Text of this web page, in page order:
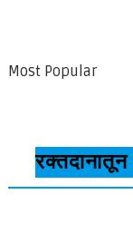
Most Popular